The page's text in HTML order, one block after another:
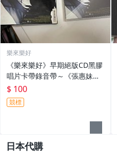
樂來樂好
《樂來樂好》早期絕版CD黑膠
唱片卡帶錄音帶～《張惠妹》
早期台灣版CD～
$ 100
競標
日本代購